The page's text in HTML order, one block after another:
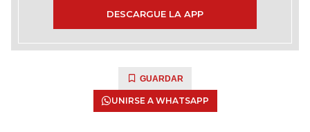
DESCARGUE LA APP
GUARDAR
UNIRSE A WHATSAPP